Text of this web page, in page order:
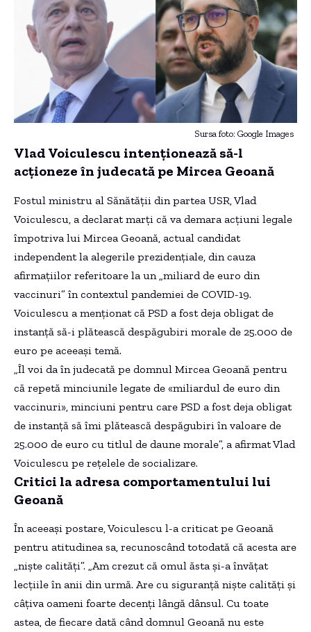
Sursa foto: Google Images
Vlad Voiculescu intenționează să-l
acționeze în judecată pe Mircea Geoană
Fostul ministru al Sănătății din partea USR, Vlad
Voiculescu, a declarat marți că va demara acțiuni legale
împotriva lui Mircea Geoană, actual candidat
independent la alegerile prezidențiale, din cauza
afirmațiilor referitoare la un „miliard de euro din
vaccinuri” în contextul pandemiei de COVID-19.
Voiculescu a menționat că PSD a fost deja obligat de
instanță să-i plătească despăgubiri morale de 25.000 de
euro pe aceeași temă.
„Îl voi da în judecată pe domnul Mircea Geoană pentru
că repetă minciunile legate de «miliardul de euro din
vaccinuri», minciuni pentru care PSD a fost deja obligat
de instanță să îmi plătească despăgubiri în valoare de
25.000 de euro cu titlul de daune morale”, a afirmat Vlad
Voiculescu pe rețelele de socializare.
Critici la adresa comportamentului lui
Geoană
În aceeași postare, Voiculescu l-a criticat pe Geoană
pentru atitudinea sa, recunoscând totodată că acesta are
„niște calități”. „Am crezut că omul ăsta și-a învățat
lecțiile în anii din urmă. Are cu siguranță niște calități și
câțiva oameni foarte decenți lângă dânsul. Cu toate
astea, de fiecare dată când domnul Geoană nu este